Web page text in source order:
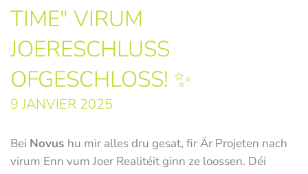
TIME" VIRUM
JOERESCHLUSS
OFGESCHLOSS! ✨
9 JANVIER 2025
Bei Novus hu mir alles dru gesat, fir Är Projeten nach
virum Enn vum Joer Realitéit ginn ze loossen. Déi